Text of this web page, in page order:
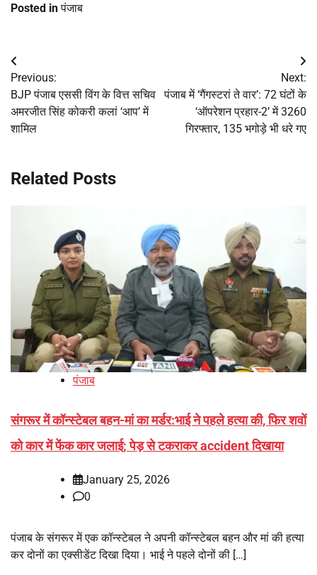
Posted inपंजाब
Post
navigation
Previous:
BJP पंजाब एससी विंग के वित्त सचिव
अमरजीत सिंह कोकरी कलां ‘आप’ में
शामिल
Next:
पंजाब में ‘गैंगस्टरां ते वार’: 72 घंटों के
‘ऑपरेशन प्रहार-2’ में 3260
गिरफ्तार, 135 भगोड़े भी धरे गए
Related Posts
पंजाब
संगरूर में कॉन्स्टेबल बहन-मां का मर्डर:भाई ने पहले हत्या की, फिर शवों
को कार में फेंक कार जलाई; पेड़ से टकराकर accident दिखाया
January 25, 2026
0
पंजाब के संगरूर में एक कॉन्स्टेबल ने अपनी कॉन्स्टेबल बहन और मां की हत्या
कर दोनों का एक्सीडेंट दिखा दिया। भाई ने पहले दोनों की […]